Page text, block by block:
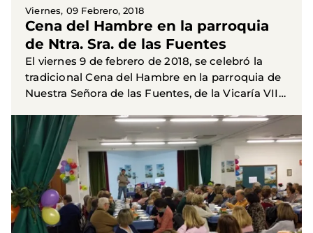
Viernes, 09 Febrero, 2018
Cena del Hambre en la parroquia
de Ntra. Sra. de las Fuentes
El viernes 9 de febrero de 2018, se celebró la
tradicional Cena del Hambre en la parroquia de
Nuestra Señora de las Fuentes, de la Vicaría VIII.
Unidas nos...